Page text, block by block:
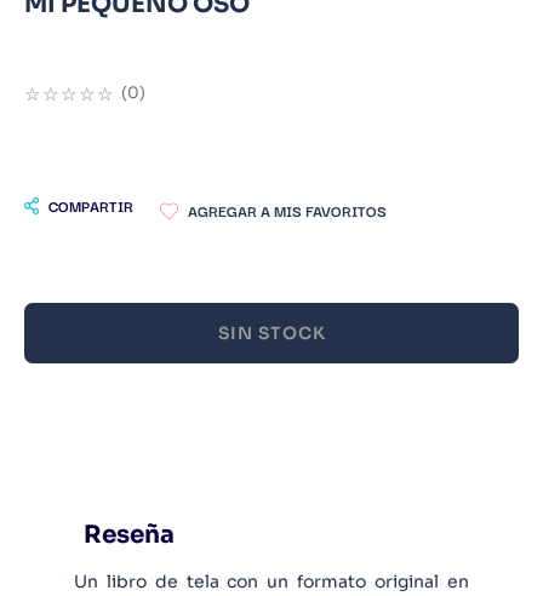
☆☆☆☆☆ (0)
COMPARTIR
SIN STOCK
Reseña
Un libro de tela con un formato original en